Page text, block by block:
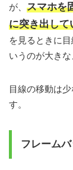
が、 スマホを
に突き出して
を見るときに
いうのが大きな
目線の移動は
す。
フレーム